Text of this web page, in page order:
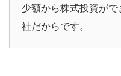
少額から株式投資が
社だからです。